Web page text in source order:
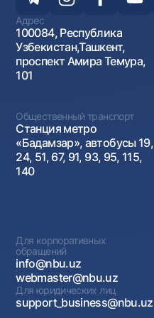
Адрес
100084, Республика
Узбекистан,Ташкент,
проспект Амира Темура,
101
Общественный транспорт
Станция метро
«Бадамзар», автобусы 19,
24, 51, 67, 91, 93, 95, 115,
140
Для корпоративных
обращений
info@nbu.uz
webmaster@nbu.uz
Для юридических лиц
support_business@nbu.uz